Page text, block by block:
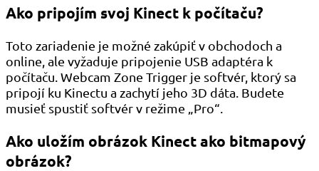
Ako pripojím svoj Kinect k počítaču?
Toto zariadenie je možné zakúpiť v obchodoch a
online, ale vyžaduje pripojenie USB adaptéra k
počítaču. Webcam Zone Trigger je softvér, ktorý sa
pripojí ku Kinectu a zachytí jeho 3D dáta. Budete
musieť spustiť softvér v režime „Pro“.
Ako uložím obrázok Kinect ako bitmapový
obrázok?